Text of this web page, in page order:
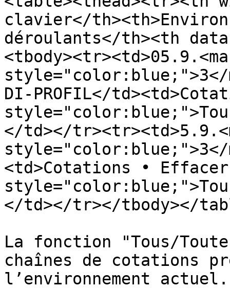
clavier</
déroulants</th><th
style="color:blue;">3</
DI-PROFIL</
</td></
style="color:blue;">3</
<td>Cotations • Effacer
</td></tr></tbody></
La fonction "Tous/
chaînes de cotations
l’environnement actuel.